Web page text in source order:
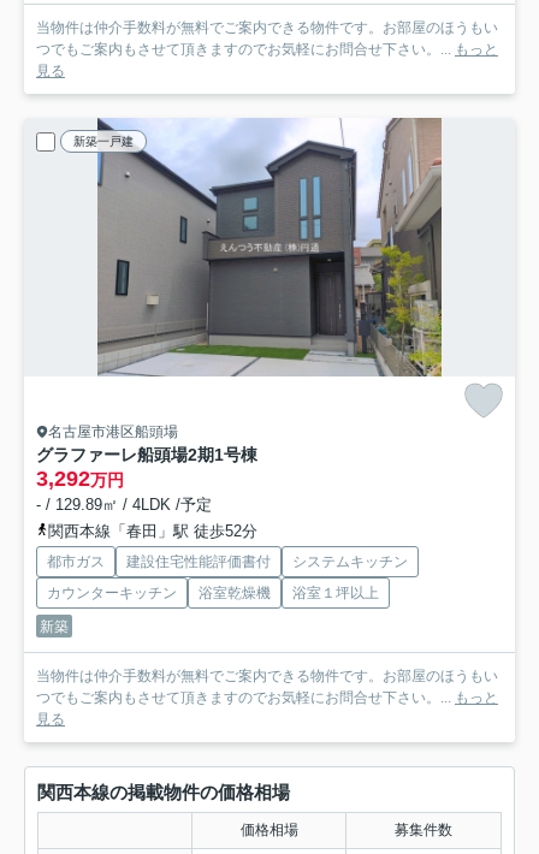
当物件は仲介手数料が無料でご案内できる物件です。お部屋のほうもい
つでもご案内もさせて頂きますのでお気軽にお問合せ下さい。... もっと
見る
新築一戸建
名古屋市港区船頭場
グラファーレ船頭場2期1号棟
3,292万円
- / 129.89㎡ / 4LDK /予定
関西本線「春田」駅 徒歩52分
都市ガス 建設住宅性能評価書付
システムキッチン
カウンターキッチン
浴室乾燥機
浴室１坪以上
新築
当物件は仲介手数料が無料でご案内できる物件です。お部屋のほうもい
つでもご案内もさせて頂きますのでお気軽にお問合せ下さい。... もっと
見る
関西本線の掲載物件の価格相場
価格相場 募集件数